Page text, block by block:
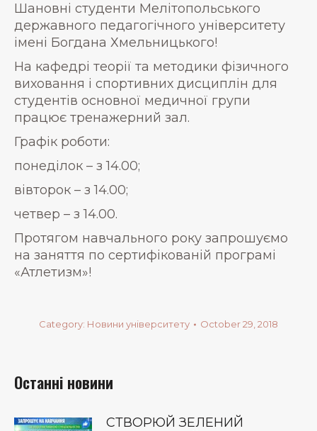
Шановні студенти Мелітопольського
державного педагогічного університету
імені Богдана Хмельницького!
На кафедрі теорії та методики фізичного
виховання і спортивних дисциплін для
студентів основної медичної групи
працює тренажерний зал.
Графік роботи:
понеділок – з 14.00;
вівторок – з 14.00;
четвер – з 14.00.
Протягом навчального року запрошуємо
на заняття по сертифікованій програмі
«Атлетизм»!
Category: Новини університету October 29, 2018
Останні новини
СТВОРЮЙ ЗЕЛЕНИЙ